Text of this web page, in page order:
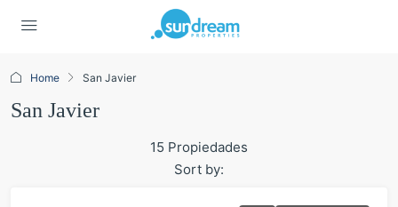
Home San Javier
San Javier
15 Propiedades
Sort by: